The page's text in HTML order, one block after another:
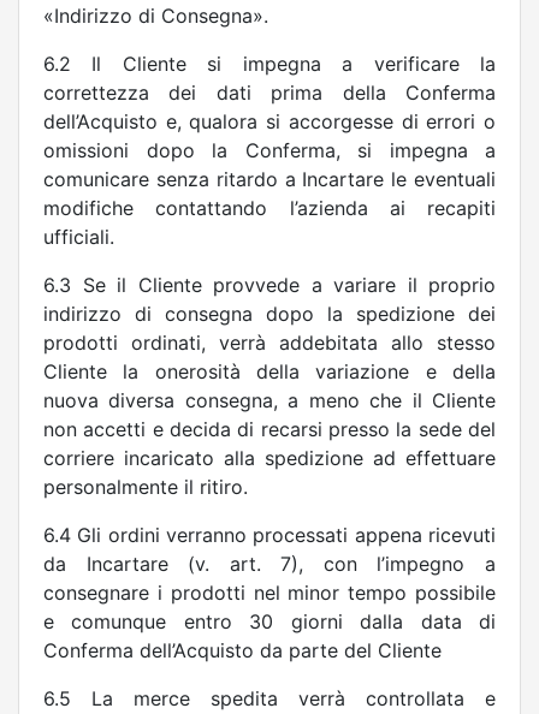
«Indirizzo di Consegna».
6.2 Il Cliente si impegna a verificare la
correttezza dei dati prima della Conferma
dell’Acquisto e, qualora si accorgesse di errori o
omissioni dopo la Conferma, si impegna a
comunicare senza ritardo a Incartare le eventuali
modifiche contattando l’azienda ai recapiti
ufficiali.
6.3 Se il Cliente provvede a variare il proprio
indirizzo di consegna dopo la spedizione dei
prodotti ordinati, verrà addebitata allo stesso
Cliente la onerosità della variazione e della
nuova diversa consegna, a meno che il Cliente
non accetti e decida di recarsi presso la sede del
corriere incaricato alla spedizione ad effettuare
personalmente il ritiro.
6.4 Gli ordini verranno processati appena ricevuti
da Incartare (v. art. 7), con l’impegno a
consegnare i prodotti nel minor tempo possibile
e comunque entro 30 giorni dalla data di
Conferma dell’Acquisto da parte del Cliente
6.5 La merce spedita verrà controllata e